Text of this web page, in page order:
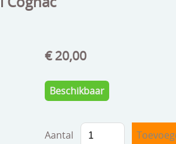
€ 20,00
Beschikbaar
Aantal